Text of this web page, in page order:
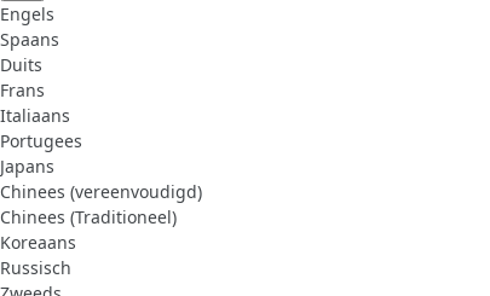
Engels
Spaans
Duits
Frans
Italiaans
Portugees
Japans
Chinees (vereenvoudigd)
Chinees (Traditioneel)
Koreaans
Russisch